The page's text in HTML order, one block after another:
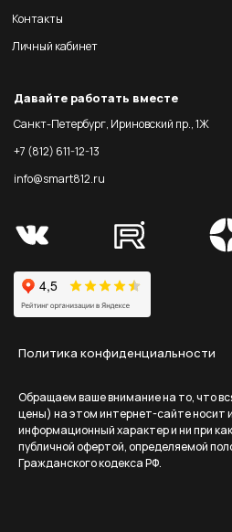
Контакты
Личный кабинет
Давайте работать вместе
Санкт-Петербург, Ириновский пр., 1Ж
+7 (812) 611-12-13
info@smart812.ru
Политика конфиденциальности
Обращаем ваше внимание на то, что
цены) на этом интернет-сайте носит
информационный характер и ни при
публичной офертой, определяемой
Гражданского кодекса РФ.